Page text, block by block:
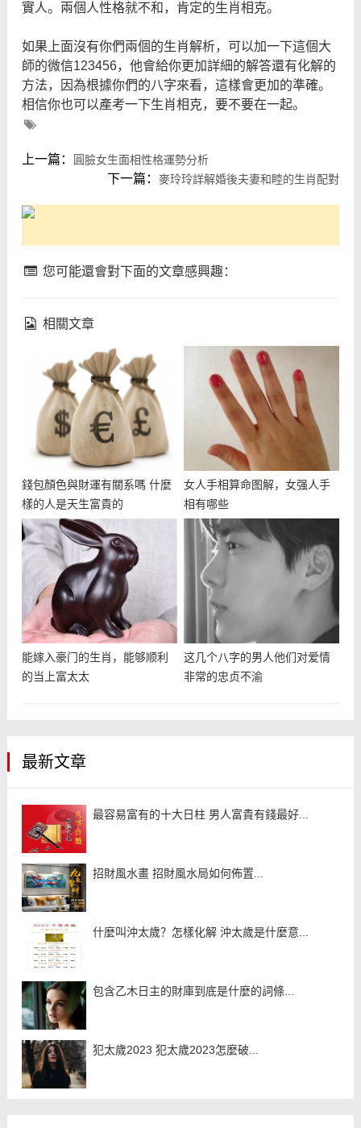
實人。兩個人性格就不和，肯定的生肖相克。
如果上面沒有你們兩個的生肖解析，可以加一下這個大
師的微信123456，他會給你更加詳細的解答還有化解的
方法，因為根據你們的八字來看，這樣會更加的準確。
相信你也可以產考一下生肖相克，要不要在一起。
上一篇： 圓臉女生面相性格運勢分析
下一篇：麥玲玲詳解婚後夫妻和睦的生肖配對
您可能還會對下面的文章感興趣：
相關文章
錢包顏色與財運有關系嗎 什麼
樣的人是天生富貴的
女人手相算命图解，女强人手
相有哪些
能嫁入豪门的生肖，能够顺利
的当上富太太
这几个八字的男人他们对爱情
非常的忠贞不渝
最新文章
最容易富有的十大日柱 男人富貴有錢最好...
招財風水畫 招財風水局如何佈置...
什麼叫沖太歲？怎樣化解 沖太歲是什麼意...
包含乙木日主的財庫到底是什麼的詞條...
犯太歲2023 犯太歲2023怎麼破...